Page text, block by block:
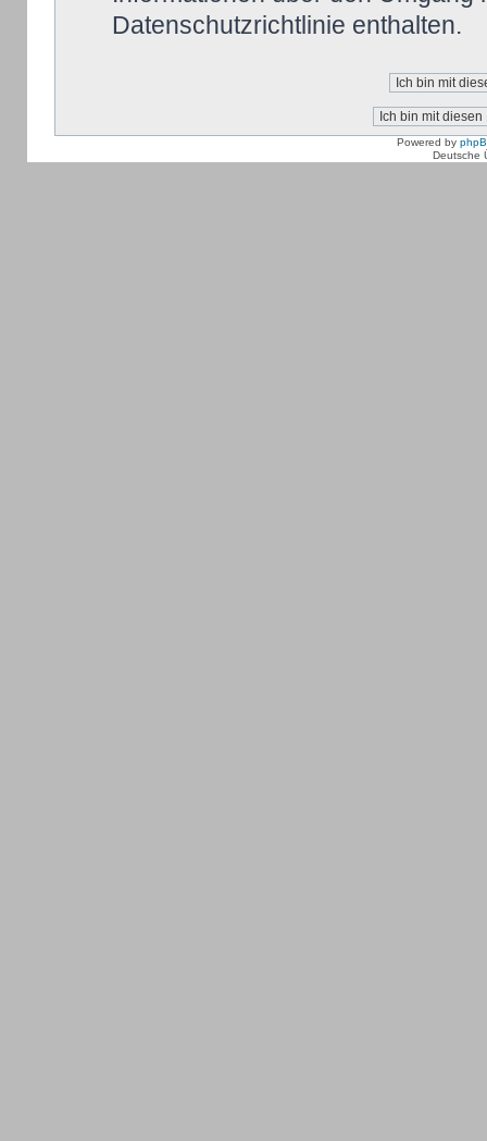
Datenschutzrichtlinie enthalten.
Powered by
Deutsche